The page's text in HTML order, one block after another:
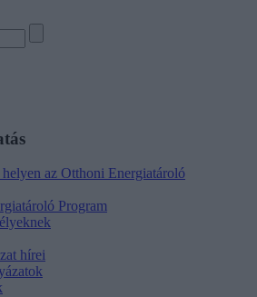
az Otthoni Energiatároló
Program
hírei